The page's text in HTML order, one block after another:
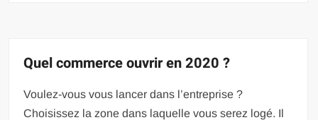
Quel commerce ouvrir en 2020 ?
Voulez-vous vous lancer dans l’entreprise ?
Choisissez la zone dans laquelle vous serez logé. Il